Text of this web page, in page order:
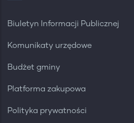
Biuletyn Informacji Publicznej
Komunikaty urzędowe
Budżet gminy
Platforma zakupowa
Polityka prywatności